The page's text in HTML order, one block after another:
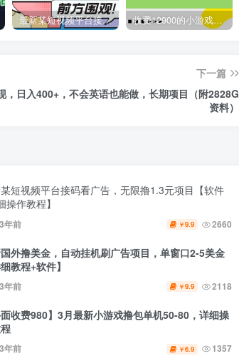
最新某短视频平台接码看广告，无限撸1.3元项目【软件+详细操作教程】 收费12900的小游戏项目，单机收益30+，独家养号方法
下一篇
，日入400+，不会英语也能做，长期项目（附2828G
资料）
短视频平台接码看广告，无限撸1.3元项目【软件
操作教程】
3年前 ￥9.9 2660
外撸美金，自动挂机刷广告项目，单窗口2-5美金
细教程+软件】
3年前 ￥9.9 2118
面收费980】3月最新小游戏撸包单机50-80，详细操
3年前 ￥6.9 1357